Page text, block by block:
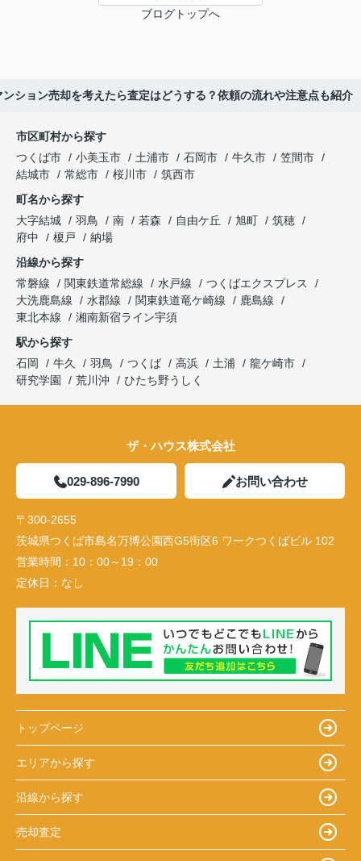
ブログトップへ
ンション売却を考えたら査定はどうする？依頼の流れや注意点も紹介
市区町村から探す
つくば市
小美玉市 土浦市 石岡市 牛久市
笠間市
結城市
常総市 桜川市
筑西市
町名から探す
大字結城
羽鳥 南 若森 自由ケ丘 旭町
筑穂
府中
榎戸
納場
沿線から探す
常磐線
関東鉄道常総線 水戸線
つくばエクスプレス
大洗鹿島線
水郡線 関東鉄道竜ケ崎線
鹿島線
東北本線
湘南新宿ライン宇須
駅から探す
石岡
牛久 羽鳥 つくば 高浜 土浦
龍ケ崎市
研究学園
荒川沖 ひたち野うしく
ザ・ハウス株式会社
029-896-7990 お問い合わせ
〒300-2655
茨城県つくば市島名万博公園西G5街区6 ワークつくばビル 102
営業時間： 10：00～19：00
定休日： なし
トップページ
エリアから探す
沿線から探す
売却査定